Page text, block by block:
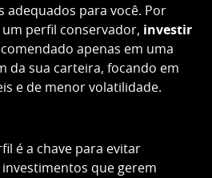
adequados para você. Por
um perfil conservador, investir
apenas em uma
da sua carteira, focando em
e de menor volatilidade.
é a chave para evitar
que gerem